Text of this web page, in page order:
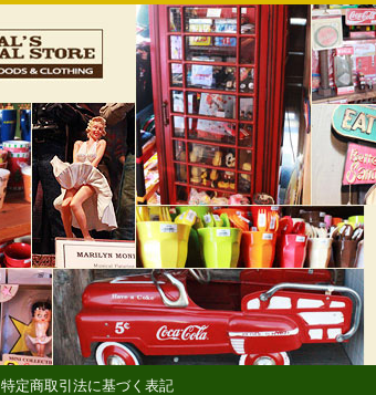
特定商取引法に基づく表記